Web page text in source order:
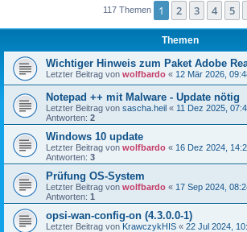
117 Themen 1 2 3 4 5
Themen
Wichtiger Hinweis zum Paket Adobe
Letzter Beitrag von wolfbardo « 12 Mär 2026,
Notepad ++ mit Malware - Update nötig
Letzter Beitrag von sascha.heil « 11 Dez 2025,
Antworten: 2
Windows 10 update
Letzter Beitrag von wolfbardo « 16 Dez 2024,
Antworten: 3
Prüfung OS-System
Letzter Beitrag von wolfbardo « 17 Sep 2024,
Antworten: 1
opsi-wan-config-on (4.3.0.0-1)
Letzter Beitrag von KrawczykHIS « 22 Jul 2024,